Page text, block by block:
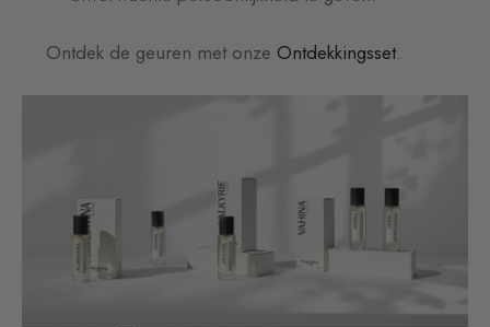
Ontdek de geuren met onze Ontdekkingsset.